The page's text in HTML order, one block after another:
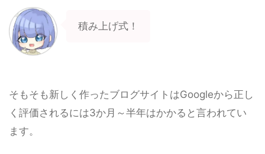
積み上げ式！
そもそも新しく作ったブログサイトはGoogleから正し
く評価されるには3か月～半年はかかると言われてい
ます。